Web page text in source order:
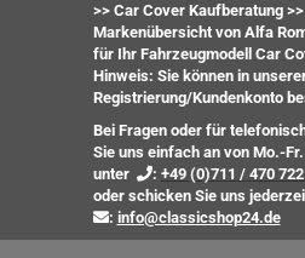
>> Car Cover Kaufberatung >>
Markenübersicht von Alfa
für Ihr Fahrzeugmodell Car
Hinweis: Sie können in
Registrierung/Kundenkonto
Bei Fragen oder für
Sie uns einfach an von Mo.-
unter
: +49 (0)711 / 470
oderschicken Sie uns
: info@classicshop24.de